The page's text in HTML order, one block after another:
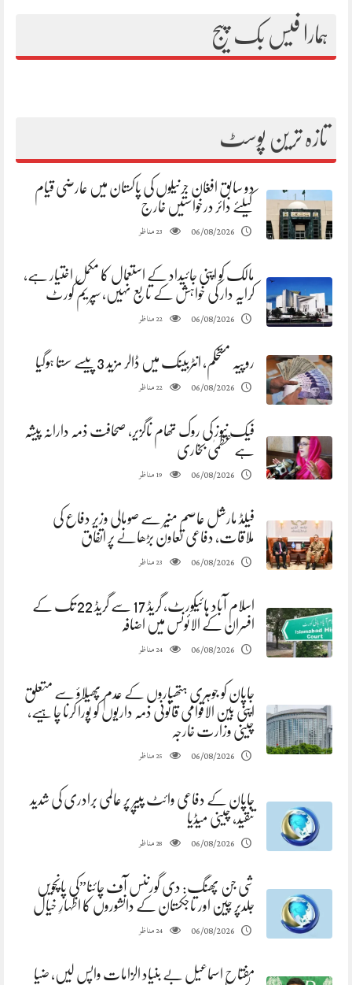
ہمارا فیس بک پیج
تازہ ترین پوسٹ
دو سابق افغان جرنیلوں کی پاکستان میں عارضی قیام
کیلئے دائر درخواستیں خارج
06/08/2026
23مناظر
مالک کو اپنی جائیداد کے استعمال کا مکمل اختیار ہے،
کرایہ دار کی خواہش کے تابع نہیں، سپریم کورٹ
06/08/2026
22مناظر
روپیہ مستحکم، انٹربینک میں ڈالر مزید 3 پیسے سستا ہوگیا
06/08/2026
22مناظر
فیک نیوز کی روک تھام ناگزیر، صحافت ذمہ دارانہ پیشہ
ہے عظمیٰ بخاری
06/08/2026
19مناظر
فیلڈ مارشل عاصم منیر سے صومالی وزیر دفاع کی
ملاقات، دفاعی تعاون بڑھانے پر اتفاق
06/08/2026
23مناظر
اسلام آباد ہائیکورٹ، گریڈ 17 سے گریڈ 22 تک کے
افسران کے الائونس میں اضافہ
06/08/2026
24مناظر
جاپان کو جوہری ہتھیاروں کے عدم پھیلاؤ سے متعلق
اپنی بین الاقوامی قانونی ذمہ داریوں کو پورا کرنا چاہیے،
چینی وزارت خارجہ
06/08/2026
25مناظر
جاپان کے دفاعی وائٹ پیپر پر عالمی برادری کی شدید
تنقید، چینی میڈیا
06/08/2026
28مناظر
شی جن پھنگ: دی گورننس آف چائنا”کی پانچویں
جلدپر چین اور تاجکستان کے دانشوروں کا اظہارِ خیال
06/08/2026
24مناظر
مفتاح اسماعیل بے بنیاد الزامات واپس لیں، ضیا